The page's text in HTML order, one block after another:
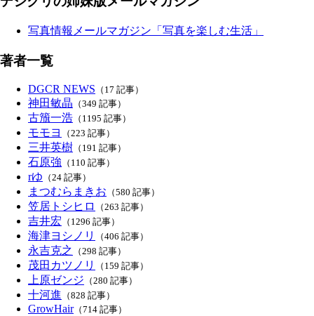
写真情報メールマガジン「写真を楽しむ生活」
著者一覧
DGCR NEWS （17 記事）
神田敏晶 （349 記事）
古籏一浩 （1195 記事）
モモヨ （223 記事）
三井英樹 （191 記事）
石原強 （110 記事）
rゆ （24 記事）
まつむらまきお （580 記事）
笠居トシヒロ （263 記事）
吉井宏 （1296 記事）
海津ヨシノリ （406 記事）
永吉克之 （298 記事）
茂田カツノリ （159 記事）
上原ゼンジ （280 記事）
十河進 （828 記事）
GrowHair（714 記事）